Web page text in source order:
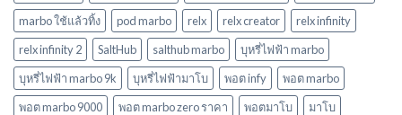
marbo ใช้แล้วทิ้ง
pod marbo relx relx creator
relx infinity
relx infinity 2
SaltHub salthub marbo
บุหรี่ไฟฟ้า marbo
บุหรี่ไฟฟ้า marbo 9k
บุหรี่ไฟฟ้ามาโบ พอต infy
พอต marbo
พอต marbo 9000
พอต marbo zero ราคา พอตมาโบ
มาโบ